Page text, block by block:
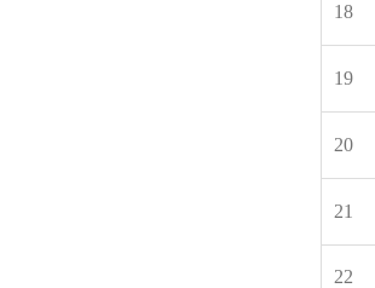
18
19
20
21
22